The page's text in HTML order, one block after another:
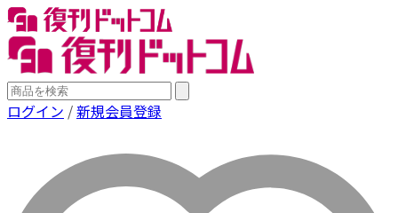
ログイン /新規会員登録